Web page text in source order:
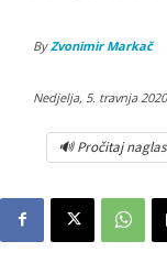
By Zvonimir Markač
Nedjelja, 5. travnja
🔊 Pročitaj naglas